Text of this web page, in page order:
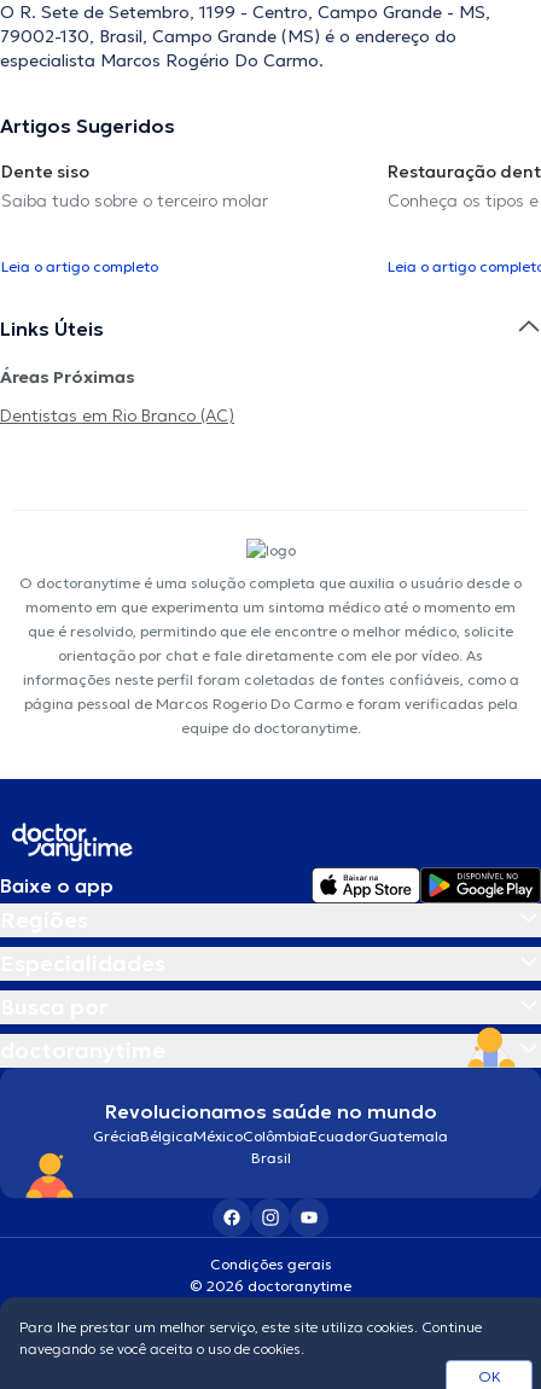
O R. Sete de Setembro, 1199 - Centro, Campo Grande - MS,
79002-130, Brasil, Campo Grande (MS) é o endereço do
especialista Marcos Rogério Do Carmo.
Artigos Sugeridos
Dente siso
Saiba tudo sobre o terceiro molar
Leia o artigo completo
Restauração
Conheça os tipos
Leia o artigo
Links Úteis
Áreas Próximas
Dentistas em Rio Branco (AC)
O doctoranytime é uma solução completa que auxilia o usuário desde o
momento em que experimenta um sintoma médico até o momento em
que é resolvido, permitindo que ele encontre o melhor médico, solicite
orientação por chat e fale diretamente com ele por vídeo. As
informações neste perfil foram coletadas de fontes confiáveis, como a
página pessoal de Marcos Rogerio Do Carmo e foram verificadas pela
equipe do doctoranytime.
Baixe o app
Revolucionamos saúde no mundo
GréciaBélgicaMéxicoColômbiaEcuadorGuatemala
Brasil
Condições gerais
© 2026 doctoranytime
Para lhe prestar um melhor serviço, este site utiliza cookies. Continue
navegando se você aceita o uso de cookies.
OK